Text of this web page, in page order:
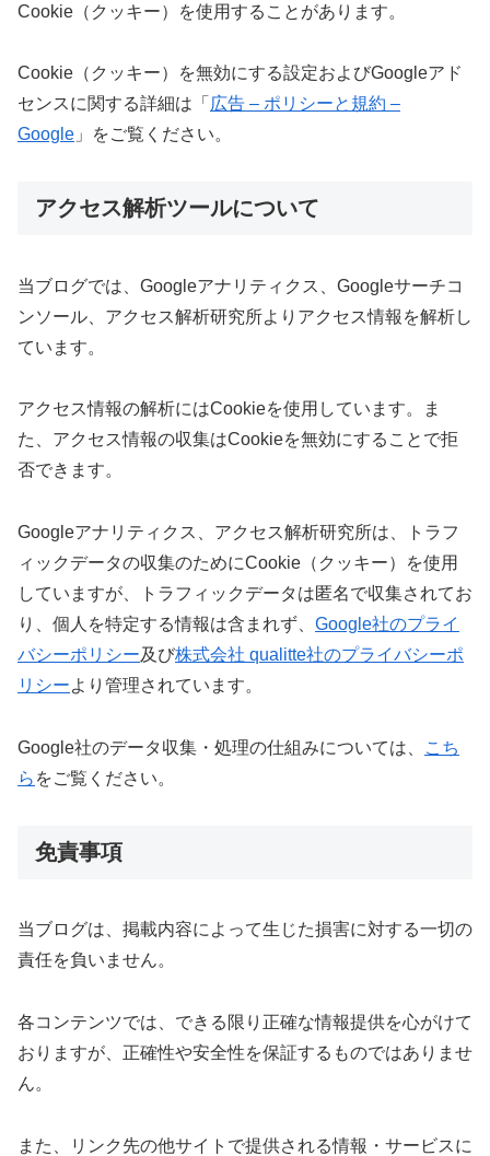
Cookie（クッキー）を使用することがあります。
Cookie（クッキー）を無効にする設定およびGoogleアド
センスに関する詳細は「 広告 – ポリシーと規約 –
Google 」をご覧ください。
アクセス解析ツールについて
当ブログでは、Googleアナリティクス、Googleサーチコ
ンソール、アクセス解析研究所よりアクセス情報を解析し
ています。
アクセス情報の解析にはCookieを使用しています。ま
た、アクセス情報の収集はCookieを無効にすることで拒
否できます。
Googleアナリティクス、アクセス解析研究所は、トラフ
ィックデータの収集のためにCookie（クッキー）を使用
していますが、トラフィックデータは匿名で収集されてお
り、個人を特定する情報は含まれず、 Google社のプライ
バシーポリシー及び株式会社 qualitte社のプライバシーポ
リシーより管理されています。
Google社のデータ収集・処理の仕組みについては、
こち
ら をご覧ください。
免責事項
当ブログは、掲載内容によって生じた損害に対する一切の
責任を負いません。
各コンテンツでは、できる限り正確な情報提供を心がけて
おりますが、正確性や安全性を保証するものではありませ
ん。
また、リンク先の他サイトで提供される情報・サービスに